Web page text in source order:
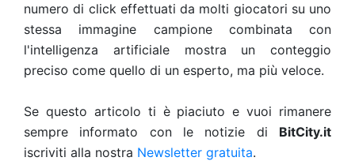
numero di click effettuati da molti giocatori su uno
stessa immagine campione combinata con
l'intelligenza artificiale mostra un conteggio
preciso come quello di un esperto, ma più veloce.
Se questo articolo ti è piaciuto e vuoi rimanere
sempre informato con le notizie di BitCity.it
iscriviti alla nostra Newsletter gratuita.